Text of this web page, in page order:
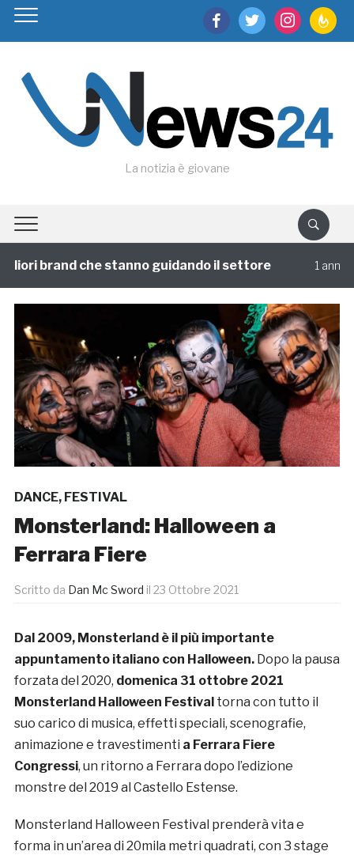
facebooktwitter instagram
La notizia è giovane
brand che stanno guidando il settore 1 annofa
DANCE, FESTIVAL
Monsterland: Halloween a
Ferrara Fiere
Scritto da Dan Mc Sword il 23 Ottobre 2021
Dal 2009, Monsterland è il più importante
appuntamento italiano con Halloween. Dopo la pausa
forzata del 2020, domenica 31 ottobre 2021
Monsterland Halloween Festival torna con tutto il
suo carico di musica, effetti speciali, scenografie,
animazione e travestimenti a Ferrara Fiere
Congressi, un ritorno a Ferrara dopo l’edizione
monstre del 2019 al Castello Estense.
Monsterland Halloween Festival prenderà vita e
forma in un’area di 20mila metri quadrati, con 3 stage